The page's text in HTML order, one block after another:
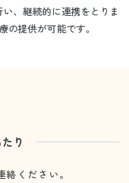
、継続的に連携をとりま
の提供が可能です。
り
ください。